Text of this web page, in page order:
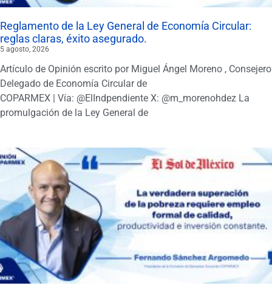
Reglamento de la Ley General de Economía Circular:
reglas claras, éxito asegurado.
5 agosto, 2026
Artículo de Opinión escrito por Miguel Ángel Moreno , Consejero
Delegado de Economía Circular de
COPARMEX | Vía: @ElIndpendiente X: @m_morenohdez La
promulgación de la Ley General de